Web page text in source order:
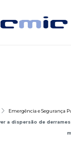
Emergência e Segurança
a dispersão de